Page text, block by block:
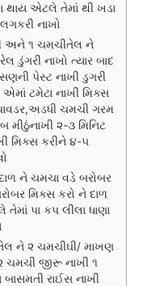
થાય એટલે તેમાં થી ખડા
નાખો
અને ૧ ચમચીતેલ ને
ડુંગરી નાખો ત્યાર બાદ
પેસ્ટ નાખી ડુગરી
એમાં ટમેટા નાખી મિક્સ
ચમચી ગરમ
મીઠુંનાખી ૨-૩ મિનિટ
મિક્સ કરીને ૪-૫
ને ચમચા વડે બરોબર
મિક્સ કરો ને દાળ
પા કપ લીલા ધાણા
ને ૨ ચમચીઘી/ માખણ
જીરૂ નાખી ૧
બાસમતી રાઈસ નાખી